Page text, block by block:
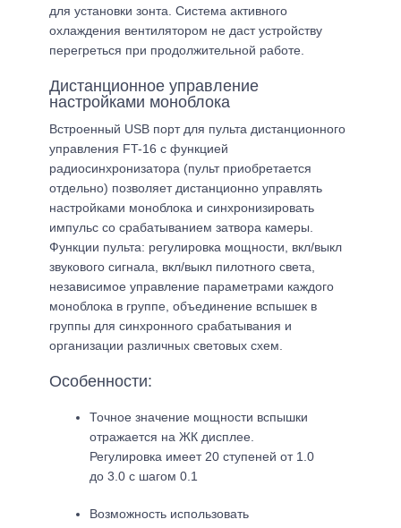
для установки зонта. Система активного
охлаждения вентилятором не даст устройству
перегреться при продолжительной работе.
Дистанционное управление
настройками моноблока
Встроенный USB порт для пульта дистанционного
управления FT-16 с функцией
радиосинхронизатора (пульт приобретается
отдельно) позволяет дистанционно управлять
настройками моноблока и синхронизировать
импульс со срабатыванием затвора камеры.
Функции пульта: регулировка мощности, вкл/выкл
звукового сигнала, вкл/выкл пилотного света,
независимое управление параметрами каждого
моноблока в группе, объединение вспышек в
группы для синхронного срабатывания и
организации различных световых схем.
Особенности:
Точное значение мощности вспышки
отражается на ЖК дисплее.
Регулировка имеет 20 ступеней от 1.0
до 3.0 с шагом 0.1
Возможность использовать